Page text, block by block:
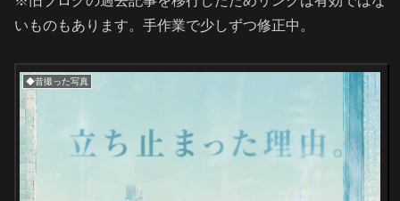
いものもあります。手作業で少しずつ修正中。
◆昔撮った写真